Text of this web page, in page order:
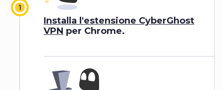
Installa l'estensione CyberGhost
VPN per Chrome.